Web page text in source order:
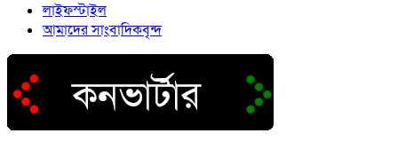
লাইফস্টাইল
আমাদের সাংবাদিকবৃন্দ